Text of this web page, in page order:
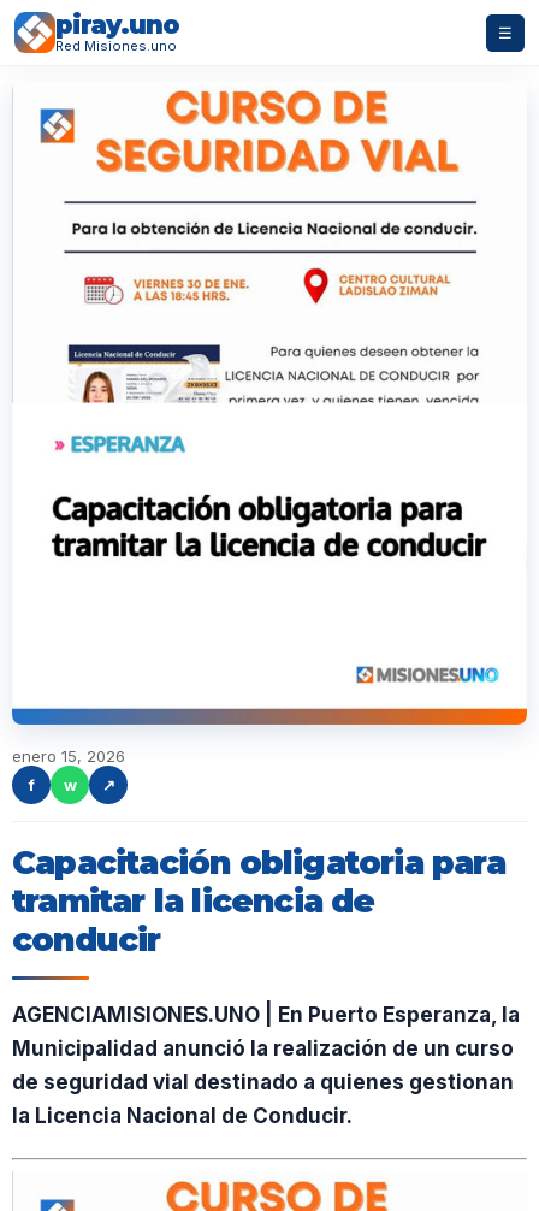
piray.uno
Red Misiones.uno
☰
enero 15, 2026
f
w ↗
Capacitación obligatoria para
tramitar la licencia de
conducir
AGENCIAMISIONES.UNO | En Puerto Esperanza, la
Municipalidad anunció la realización de un curso
de seguridad vial destinado a quienes gestionan
la Licencia Nacional de Conducir.